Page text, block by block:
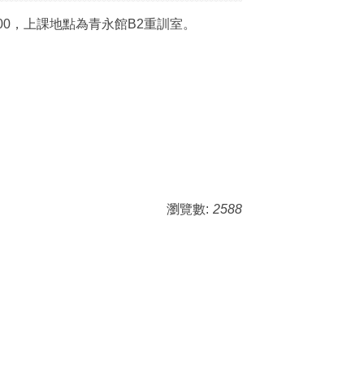
，上課地點為青永館B2重訓室。
瀏覽數: 2588